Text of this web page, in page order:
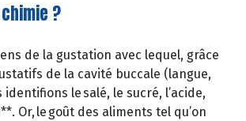
?
de la gustation avec lequel, grâce
de la cavité buccale (langue,
identifions le salé, le sucré, l’acide,
Or, le goût des aliments tel qu’on